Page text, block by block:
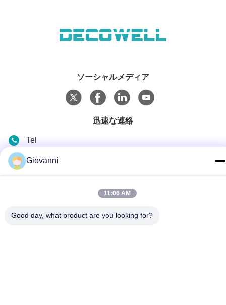
ソーシャルメディア
迅速な連絡
Tel
+86-180-6120-9532
電子メール
contact@njdecowell.com
Giovanni
11:06 AM
Good day, what product are you looking for?